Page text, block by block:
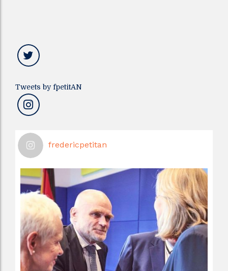
Tweets by fpetitAN
fredericpetitan